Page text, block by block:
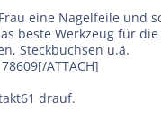
eine Nagelfeile und
beste Werkzeug für die
Steckbuchsen u.ä.
ATTACH]
drauf.